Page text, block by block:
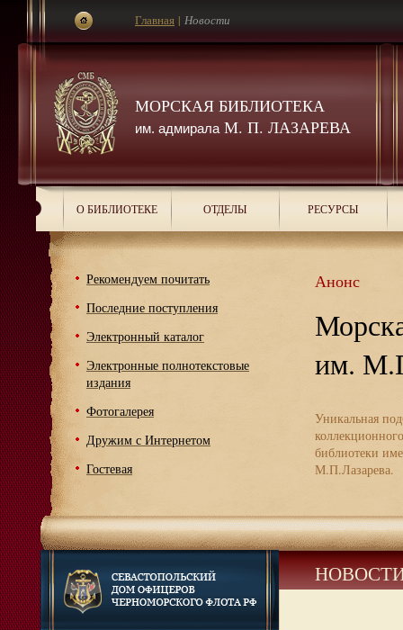
МОРСКАЯ БИБЛИОТЕКА
им. адмиралаМ. П. ЛАЗАРЕВА
Главная | Новости
О БИБЛИОТЕКЕ ОТДЕЛЫ РЕСУРСЫ
Рекомендуем почитать
Последние поступления
Электронный каталог
Электронные полнотекстовые
издания
Фотогалерея
Дружим с Интернетом
Гостевая
Анонс
им.
Уникальная
библиотеки
М.П.Лазарева.